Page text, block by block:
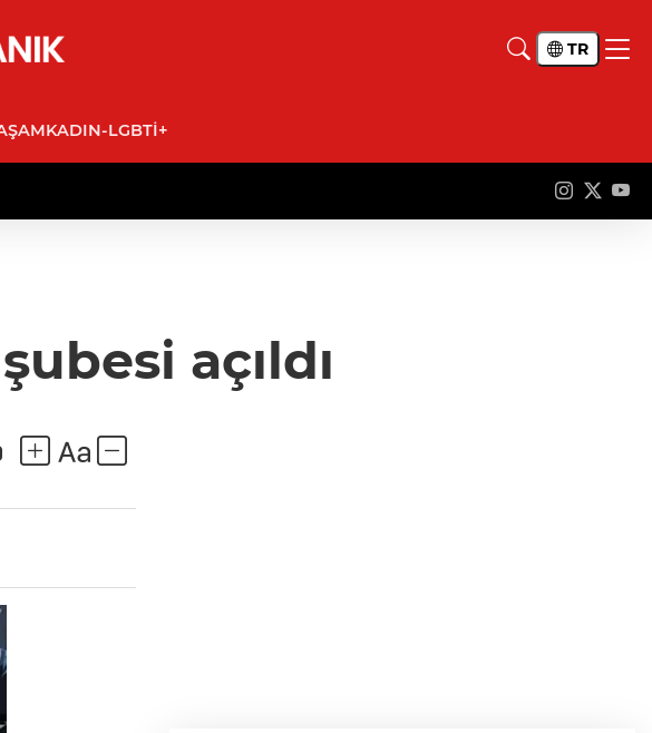
TR
KADIN-LGBTİ+
açıldı